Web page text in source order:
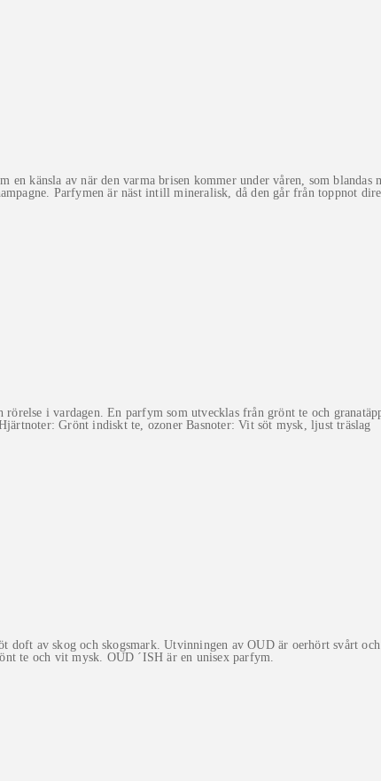
känsla av när den varma brisen kommer under våren, som blandas
Parfymen är näst intill mineralisk, då den går från toppnot
i vardagen. En parfym som utvecklas från grönt te och
Grönt indiskt te, ozoner Basnoter: Vit söt mysk, ljust träslag
av skog och skogsmark. Utvinningen av OUD är oerhört svårt
te och vit mysk. OUD ´ISH är en unisex parfym.